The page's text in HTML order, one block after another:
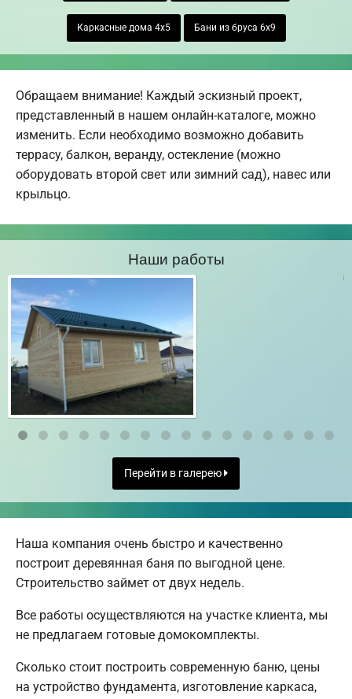
Каркасные дома 4х5 Бани из бруса 6х9
Обращаем внимание! Каждый эскизный проект,
представленный в нашем онлайн-каталоге, можно
изменить. Если необходимо возможно добавить
террасу, балкон, веранду, остекление (можно
оборудовать второй свет или зимний сад), навес или
крыльцо.
Наши работы
Перейти в галерею
Наша компания очень быстро и качественно
построит деревянная баня по выгодной цене.
Строительство займет от двух недель.
Все работы осуществляются на участке клиента, мы
не предлагаем готовые домокомплекты.
Сколько стоит построить современную баню, цены
на устройство фундамента, изготовление каркаса,